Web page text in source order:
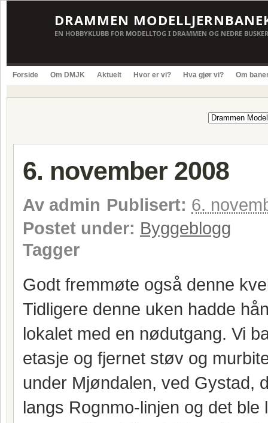
DRAMMEN
EN HOBBYKLUBB FOR MODELLTOG I DRAMMEN OG NEDRE
Forside Om DMJK Aktuelt Hvor er vi? Hva gjør vi? Om
6. november 2008
Av admin Publisert: 6.
Postet under: Byggeblogg
Tagger
Godt fremmøte også denne
Tidligere denne uken hadde
lokalet med en nødutgang. Vi
etasje og fjernet støv og
under Mjøndalen, ved Gystad,
langs Rognmo-linjen og det